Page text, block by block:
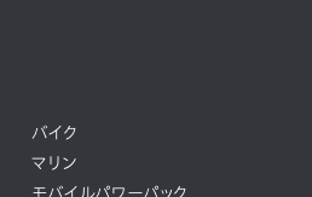
バイク
マリン
モバイルパワーパック